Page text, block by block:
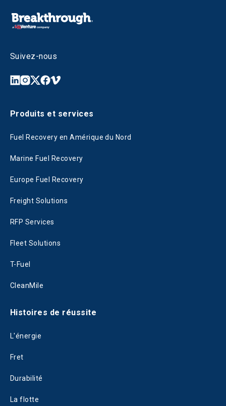
Suivez-nous
Produits et services
Fuel Recovery en Amérique du Nord
Marine Fuel Recovery
Europe Fuel Recovery
Freight Solutions
RFP Services
Fleet Solutions
T-Fuel
CleanMile
Histoires de réussite
L'énergie
Fret
Durabilité
La flotte